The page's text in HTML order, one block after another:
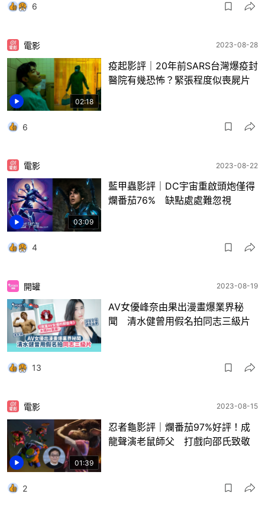
6
02:18
電影 2023-08-28
疫起影評｜20年前SARS台灣爆疫封
醫院有幾恐怖？緊張程度似喪屍片
6
03:09
電影 2023-08-22
藍甲蟲影評｜DC宇宙重啟頭炮僅得
爛番茄76% 缺點處處難忽視
4
開罐 2023-08-19
AV女優峰奈由果出漫畫爆業界秘
聞 清水健曾用假名拍同志三級片
13
01:39
電影 2023-08-15
忍者龜影評｜爛番茄97%好評！成
龍聲演老鼠師父 打戲向邵氏致敬
2